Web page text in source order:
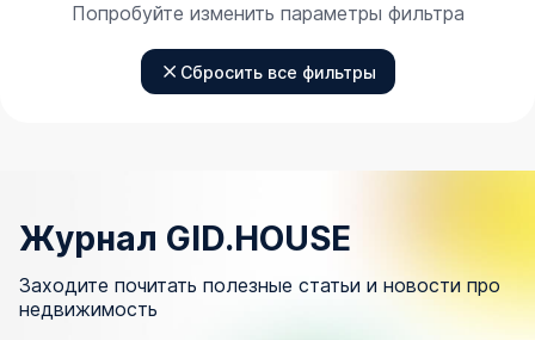
Попробуйте изменить параметры фильтра
Сбросить все фильтры
Журнал GID.HOUSE
Заходите почитать полезные статьи и новости про
недвижимость